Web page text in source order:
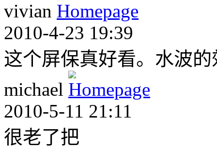
vivian
2010-4-23 19:39
这个屏保真好看。水波
michael
2010-5-11 21:11
很老了把